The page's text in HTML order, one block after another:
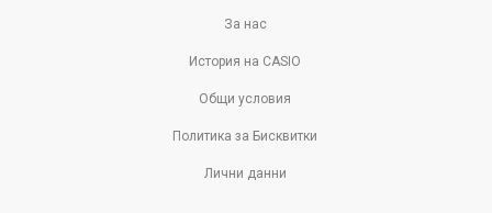
За нас
История на CASIO
Общи условия
Политика за Бисквитки
Лични данни